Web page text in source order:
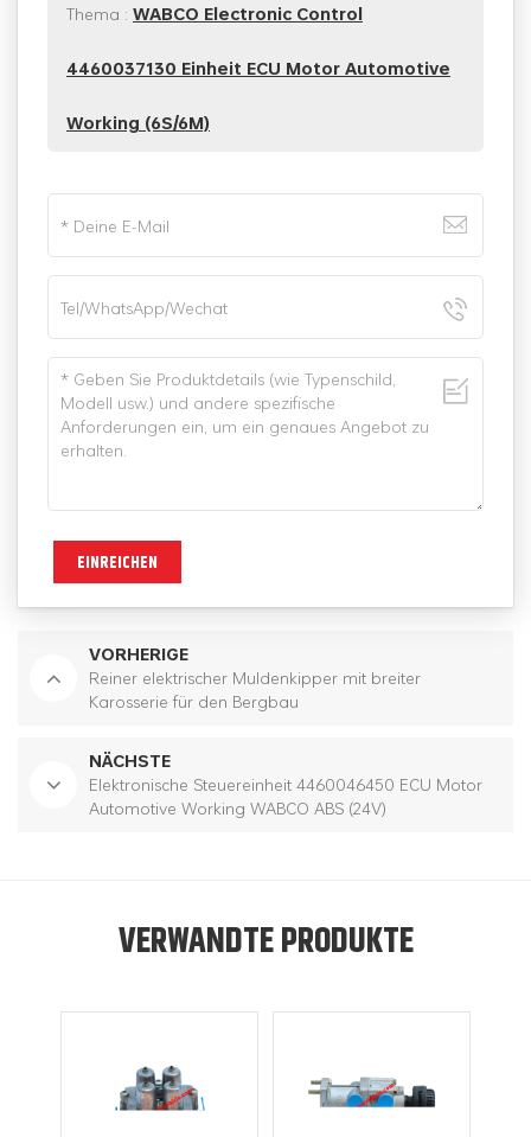
Thema : WABCO Electronic Control
4460037130 Einheit ECU Motor Automotive
Working (6S/6M)
EINREICHEN
VORHERIGE
Reiner elektrischer Muldenkipper mit breiter
Karosserie für den Bergbau
NÄCHSTE
Elektronische Steuereinheit 4460046450 ECU Motor
Automotive Working WABCO ABS (24V)
VERWANDTE PRODUKTE